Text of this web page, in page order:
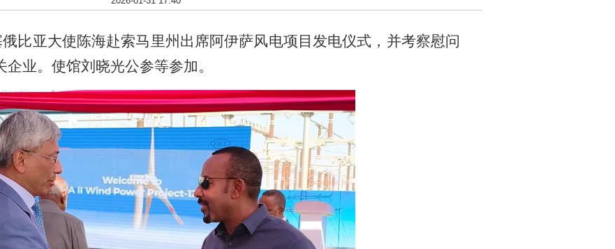
比亚大使陈海赴索马里州出席阿伊萨风电项目发电仪式，并考察慰问
业。使馆刘晓光公参等参加。